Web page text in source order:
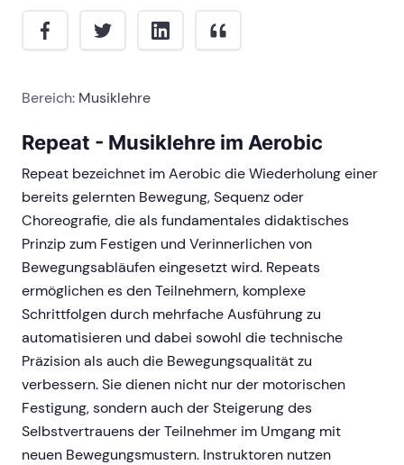
Bereich: Musiklehre
Repeat - Musiklehre im Aerobic
Repeat bezeichnet im Aerobic die Wiederholung einer
bereits gelernten Bewegung, Sequenz oder
Choreografie, die als fundamentales didaktisches
Prinzip zum Festigen und Verinnerlichen von
Bewegungsabläufen eingesetzt wird. Repeats
ermöglichen es den Teilnehmern, komplexe
Schrittfolgen durch mehrfache Ausführung zu
automatisieren und dabei sowohl die technische
Präzision als auch die Bewegungsqualität zu
verbessern. Sie dienen nicht nur der motorischen
Festigung, sondern auch der Steigerung des
Selbstvertrauens der Teilnehmer im Umgang mit
neuen Bewegungsmustern. Instruktoren nutzen